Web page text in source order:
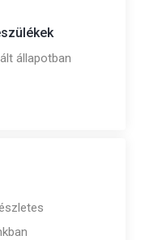
állapotban